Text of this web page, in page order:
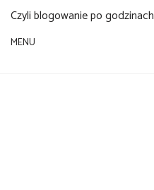
Czyli blogowanie po godzinach
MENU